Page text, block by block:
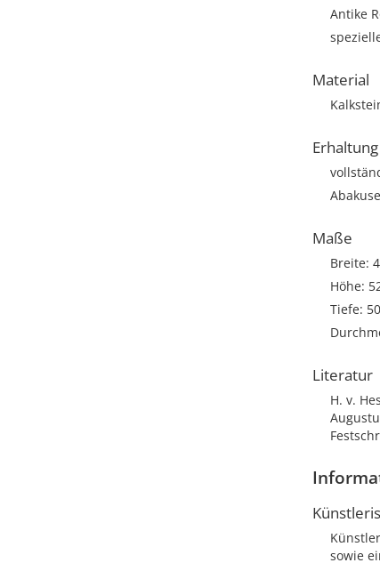
Antike
Material
Erhaltung
Maße
Breite:
Höhe:
Tiefe:
Literatur
H. v.
Künstler
sowie